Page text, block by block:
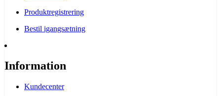
Produktregistrering
Bestil igangsætning
Information
Kundecenter